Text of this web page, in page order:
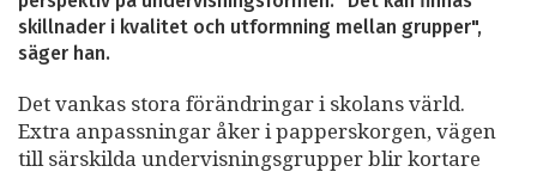
skillnader i kvalitet och utformning mellan grupper",
säger han.
Det vankas stora förändringar i skolans värld.
Extra anpassningar åker i papperskorgen, vägen
till särskilda undervisningsgrupper blir kortare